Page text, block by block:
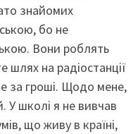
знайомих
бо не
Вони роблять
шлях на радіостанції
за гроші. Щодо мене,
У школі я не вивчав
що живу в країні,